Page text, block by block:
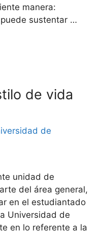
manera:
sustentar …
de vida
de
unidad de
del área general,
en el estudiantado
Universidad de
en lo referente a la